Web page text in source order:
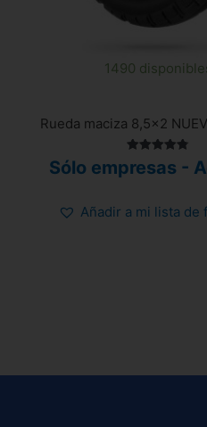
1490
Rueda maciza 8,5×2
con
Sólo empresas -
Añadir a mi lista de